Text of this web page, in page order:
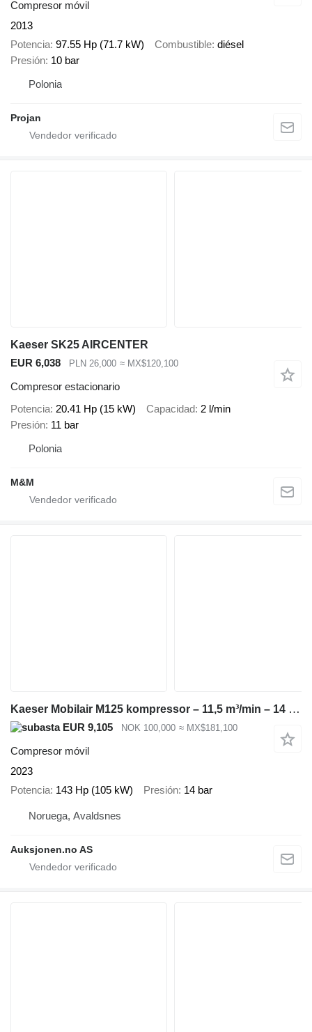
Compresor móvil
2013
Potencia 97.55 Hp (71.7 kW) Combustible diésel
Presión 10 bar
Polonia
Projan
Kaeser SK25 AIRCENTER
EUR 6,038
PLN 26,000 ≈ MX$120,100
Compresor estacionario
Potencia 20.41 Hp (15 kW) Capacidad 2 l/min
Presión 11 bar
Polonia
M&M
Kaeser Mobilair M125 kompressor – 11,5 m³/min – 14 bar – kun 1770 timer
EUR 9,105 NOK 100,000 ≈ MX$181,100
Compresor móvil
2023
Potencia 143 Hp (105 kW) Presión 14 bar
Noruega, Avaldsnes
Auksjonen.no AS